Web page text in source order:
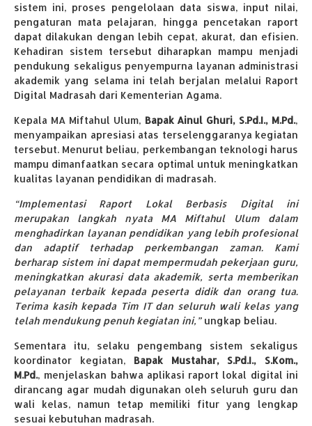
sistem ini, proses pengelolaan data siswa, input nilai,
pengaturan mata pelajaran, hingga pencetakan raport
dapat dilakukan dengan lebih cepat, akurat, dan efisien.
Kehadiran sistem tersebut diharapkan mampu menjadi
pendukung sekaligus penyempurna layanan administrasi
akademik yang selama ini telah berjalan melalui Raport
Digital Madrasah dari Kementerian Agama.
Kepala MA Miftahul Ulum, Bapak Ainul Ghuri, S.Pd.I., M.Pd.,
menyampaikan apresiasi atas terselenggaranya kegiatan
tersebut. Menurut beliau, perkembangan teknologi harus
mampu dimanfaatkan secara optimal untuk meningkatkan
kualitas layanan pendidikan di madrasah.
“Implementasi Raport Lokal Berbasis Digital ini
merupakan langkah nyata MA Miftahul Ulum dalam
menghadirkan layanan pendidikan yang lebih profesional
dan adaptif terhadap perkembangan zaman. Kami
berharap sistem ini dapat mempermudah pekerjaan guru,
meningkatkan akurasi data akademik, serta memberikan
pelayanan terbaik kepada peserta didik dan orang tua.
Terima kasih kepada Tim IT dan seluruh wali kelas yang
telah mendukung penuh kegiatan ini,”ungkap beliau.
Sementara itu, selaku pengembang sistem sekaligus
koordinator kegiatan, Bapak Mustahar, S.Pd.I., S.Kom.,
M.Pd., menjelaskan bahwa aplikasi raport lokal digital ini
dirancang agar mudah digunakan oleh seluruh guru dan
wali kelas, namun tetap memiliki fitur yang lengkap
sesuai kebutuhan madrasah.